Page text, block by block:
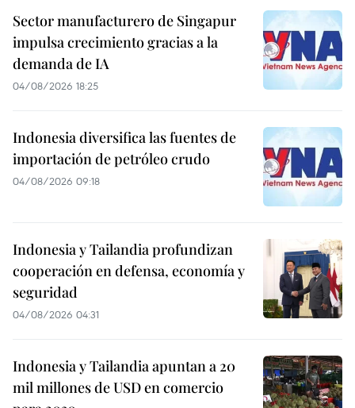
Sector manufacturero de Singapur
impulsa crecimiento gracias a la
demanda de IA
04/08/2026 18:25
Indonesia diversifica las fuentes de
importación de petróleo crudo
04/08/2026 09:18
Indonesia y Tailandia profundizan
cooperación en defensa, economía y
seguridad
04/08/2026 04:31
Indonesia y Tailandia apuntan a 20
mil millones de USD en comercio